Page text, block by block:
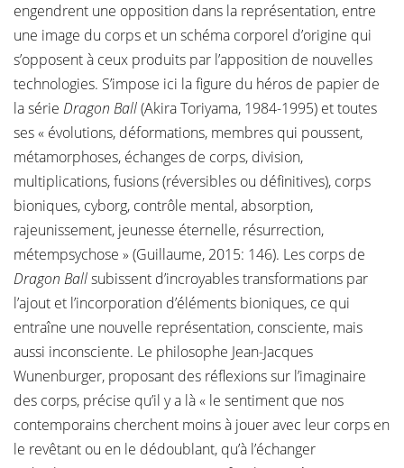
engendrent une opposition dans la représentation, entre
une image du corps et un schéma corporel d’origine qui
s’opposent à ceux produits par l’apposition de nouvelles
technologies. S’impose ici la figure du héros de papier de
la série Dragon Ball(Akira Toriyama, 1984-1995) et toutes
ses « évolutions, déformations, membres qui poussent,
métamorphoses, échanges de corps, division,
multiplications, fusions (réversibles ou définitives), corps
bioniques, cyborg, contrôle mental, absorption,
rajeunissement, jeunesse éternelle, résurrection,
métempsychose » (Guillaume, 2015: 146). Les corps de
Dragon Ballsubissent d’incroyables transformations par
l’ajout et l’incorporation d’éléments bioniques, ce qui
entraîne une nouvelle représentation, consciente, mais
aussi inconsciente. Le philosophe Jean-Jacques
Wunenburger, proposant des réflexions sur l’imaginaire
des corps, précise qu’il y a là « le sentiment que nos
contemporains cherchent moins à jouer avec leur corps en
le revêtant ou en le dédoublant, qu’à l’échanger